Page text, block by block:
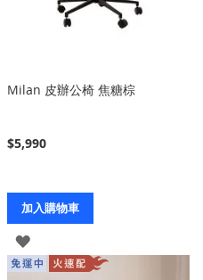
Milan 皮辦公椅 焦糖棕
$5,990
加入購物車
登
入